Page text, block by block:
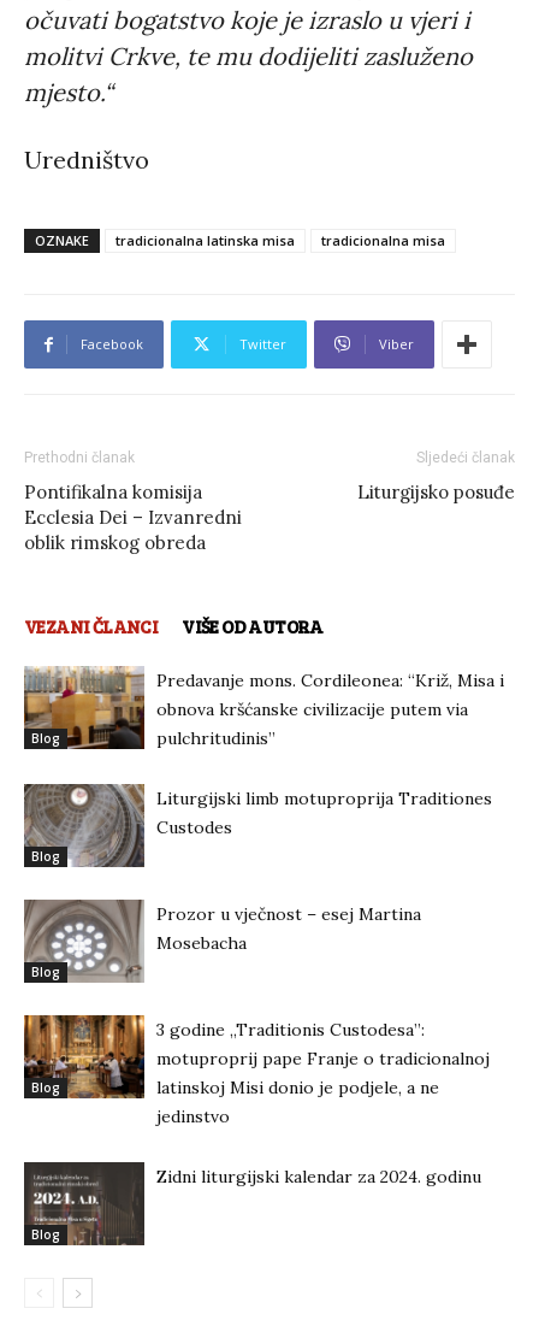
očuvati bogatstvo koje je izraslo u vjeri i
molitvi Crkve, te mu dodijeliti zasluženo
mjesto.“
Uredništvo
OZNAKE tradicionalna latinska misa tradicionalna misa
Facebook Twitter Viber
Prethodni članak
Pontifikalna komisija
Ecclesia Dei – Izvanredni
oblik rimskog obreda
Sljedeći članak
Liturgijsko posuđe
VEZANI ČLANCI VIŠE OD AUTORA
Blog
Predavanje mons. Cordileonea: “Križ, Misa i
obnova kršćanske civilizacije putem via
pulchritudinis”
Blog
Liturgijski limb motuproprija Traditiones
Custodes
Blog
Prozor u vječnost – esej Martina
Mosebacha
Blog
3 godine „Traditionis Custodesa”:
motuproprij pape Franje o tradicionalnoj
latinskoj Misi donio je podjele, a ne
jedinstvo
Blog
Zidni liturgijski kalendar za 2024. godinu